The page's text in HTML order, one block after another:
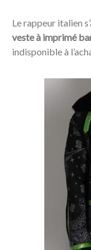
Le rappeur italien
veste à imprimé
indisponible à